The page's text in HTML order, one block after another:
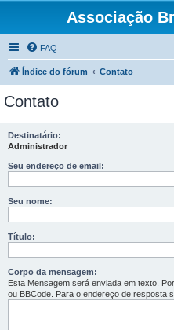
Associação
FAQ
Índice do fórum Contato
Contato
Destinatário:
Administrador
Seu endereço de email:
Seu nome:
Título:
Corpo da mensagem:
Esta Mensagem será enviada em texto.
ou BBCode. Para o endereço de resposta